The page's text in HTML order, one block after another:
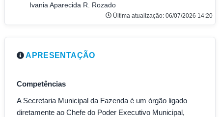
Ivania Aparecida R. Rozado
Última atualização: 06/07/2026 14:20
APRESENTAÇÃO
Competências
A Secretaria Municipal da Fazenda é um órgão ligado
diretamente ao Chefe do Poder Executivo Municipal,